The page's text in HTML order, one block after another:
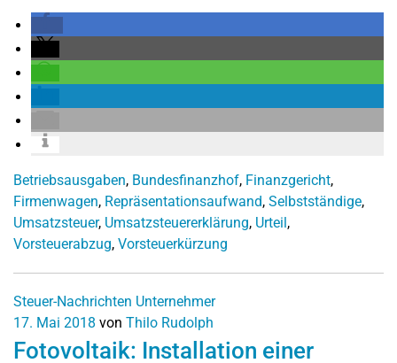
Betriebsausgaben, Bundesfinanzhof, Finanzgericht,
Firmenwagen, Repräsentationsaufwand, Selbstständige,
Umsatzsteuer, Umsatzsteuererklärung, Urteil ,
Vorsteuerabzug, Vorsteuerkürzung
Steuer-Nachrichten Unternehmer
17. Mai 2018 von Thilo Rudolph
Fotovoltaik: Installation einer